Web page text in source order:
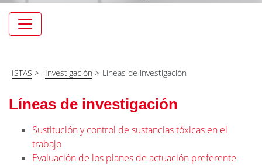
Navegación
ISTAS > Investigación > Líneas de investigación
Líneas de investigación
Sustitución y control de sustancias tóxicas en el
trabajo
Evaluación de los planes de actuación preferente